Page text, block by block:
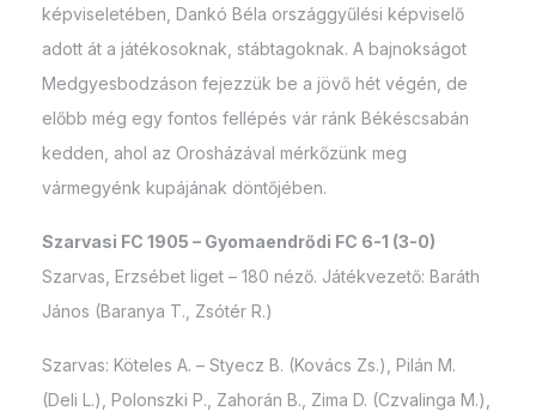
képviseletében, Dankó Béla országgyűlési képviselő
adott át a játékosoknak, stábtagoknak. A bajnokságot
Medgyesbodzáson fejezzük be a jövő hét végén, de
előbb még egy fontos fellépés vár ránk Békéscsabán
kedden, ahol az Orosházával mérkőzünk meg
vármegyénk kupájának döntőjében.
Szarvasi FC 1905 – Gyomaendrődi FC 6-1 (3-0)
Szarvas, Erzsébet liget – 180 néző. Játékvezető: Baráth
János (Baranya T., Zsótér R.)
Szarvas: Köteles A. – Styecz B. (Kovács Zs.), Pilán M.
(Deli L.), Polonszki P., Zahorán B., Zima D. (Czvalinga M.),